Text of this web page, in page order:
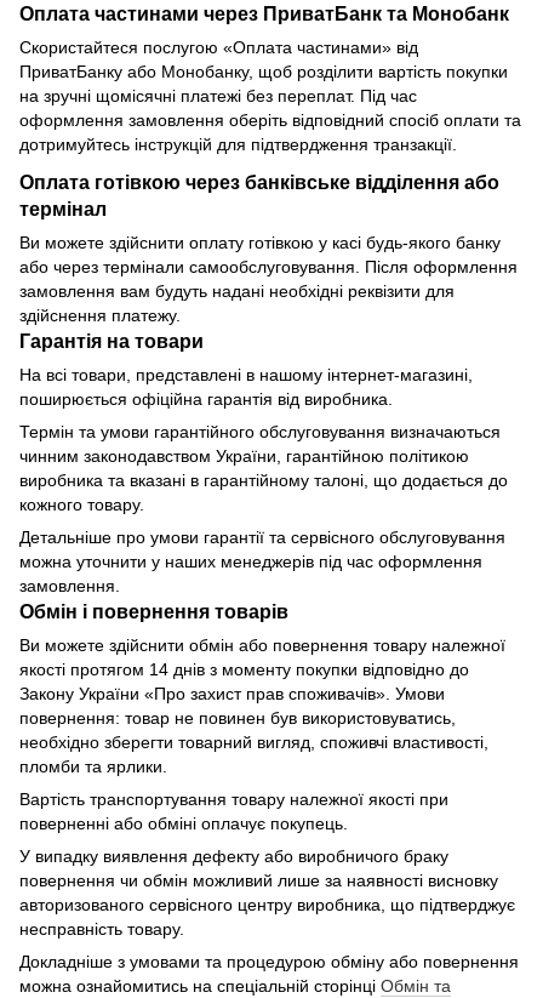
Оплата частинами через ПриватБанк та Монобанк
Скористайтеся послугою «Оплата частинами» від
ПриватБанку або Монобанку, щоб розділити вартість покупки
на зручні щомісячні платежі без переплат. Під час
оформлення замовлення оберіть відповідний спосіб оплати та
дотримуйтесь інструкцій для підтвердження транзакції.
Оплата готівкою через банківське відділення або
термінал
Ви можете здійснити оплату готівкою у касі будь-якого банку
або через термінали самообслуговування. Після оформлення
замовлення вам будуть надані необхідні реквізити для
здійснення платежу.
Гарантія на товари
На всі товари, представлені в нашому інтернет-магазині,
поширюється офіційна гарантія від виробника.
Термін та умови гарантійного обслуговування визначаються
чинним законодавством України, гарантійною політикою
виробника та вказані в гарантійному талоні, що додається до
кожного товару.
Детальніше про умови гарантії та сервісного обслуговування
можна уточнити у наших менеджерів під час оформлення
замовлення.
Обмін і повернення товарів
Ви можете здійснити обмін або повернення товару належної
якості протягом 14 днів з моменту покупки відповідно до
Закону України «Про захист прав споживачів». Умови
повернення: товар не повинен був використовуватись,
необхідно зберегти товарний вигляд, споживчі властивості,
пломби та ярлики.
Вартість транспортування товару належної якості при
поверненні або обміні оплачує покупець.
У випадку виявлення дефекту або виробничого браку
повернення чи обмін можливий лише за наявності висновку
авторизованого сервісного центру виробника, що підтверджує
несправність товару.
Докладніше з умовами та процедурою обміну або повернення
можна ознайомитись на спеціальній сторінці Обмін та